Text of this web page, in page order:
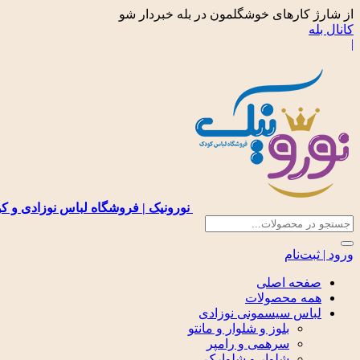
از شارژ کارهای خوشگلمون در بله خبردار شو
کانال بله
|
نورونیک | فروشگاه لباس نوزادی و
ورود | ثبت‌نام
صفحه اصلی
همه محصولات
لباس سیسمونی نوزادی
بلوز و شلوار و مانتو
سرهمی و رامپر